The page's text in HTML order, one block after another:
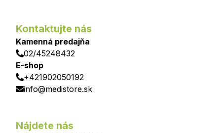
Kontaktujte nás
Kamenná predajňa
02/45248432
E-shop
+421902050192
info@medistore.sk
Nájdete nás